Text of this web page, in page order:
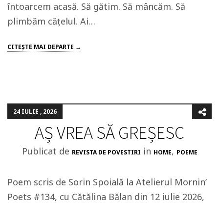
întoarcem acasă. Să gătim. Să mâncăm. Să
plimbăm cățelul. Ai…
CITEŞTE MAI DEPARTE →
24 IULIE , 2026
AȘ VREA SĂ GREȘESC
Publicat de REVISTA DE POVESTIRI in HOME, POEME
Poem scris de Sorin Spoială la Atelierul Mornin’
Poets #134, cu Cătălina Bălan din 12 iulie 2026,